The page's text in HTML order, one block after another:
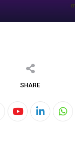
SHARE
YoutubeLinkedIn